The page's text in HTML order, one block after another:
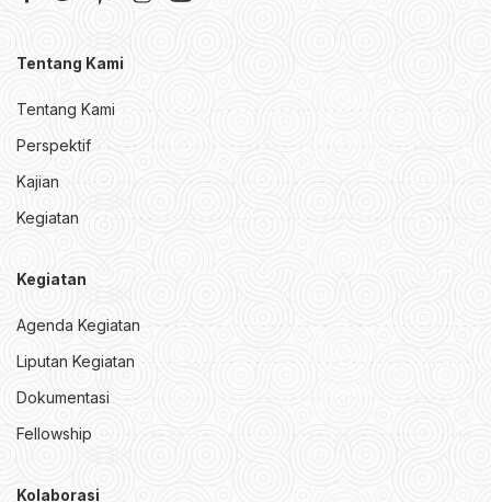
Tentang Kami
Tentang Kami
Perspektif
Kajian
Kegiatan
Kegiatan
Agenda Kegiatan
Liputan Kegiatan
Dokumentasi
Fellowship
Kolaborasi